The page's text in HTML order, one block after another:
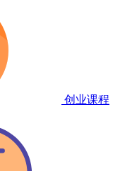
创业课程